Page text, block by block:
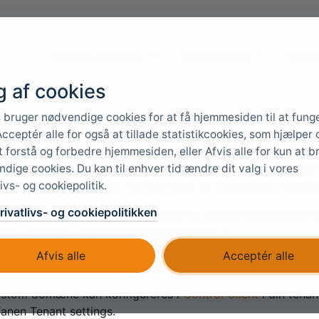
domæne
tenant kan konfigureres med et custom domæne.
ikke tenant navnet i URL'en som en tenant uden et
standard tenant f.eks. main uden et custom domæne vil
den samme tenant er tilknyttet et custom domæne f.eks.
https://my-domain.com/some-environment/...
uden
domæne kan konfigureres iControl Clienti din
Tenant settings.
af cookies
bruger nødvendige cookies for at få hjemmesiden til at
alle for også at tillade statistikcookies, som hjælper
forstå og forbedre hjemmesiden, eller Afvis alle for kun at
cookies. Du kan til enhver tid ændre dit valg i vores
og cookiepolitik.
og cookiepolitikken
Afvis alle Acceptér alle